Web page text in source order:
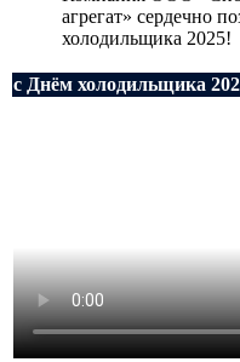
агрегат» сердечно
холодильщика 2025!
с Днём холодильщика